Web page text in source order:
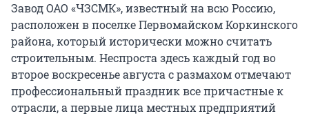
Завод ОАО «ЧЗСМК», известный на всю Россию,
расположен в поселке Первомайском Коркинского
района, который исторически можно считать
строительным. Неспроста здесь каждый год во
второе воскресенье августа с размахом отмечают
профессиональный праздник все причастные к
отрасли, а первые лица местных предприятий